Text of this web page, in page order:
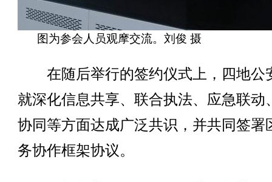
图为参会人员观摩交流。刘俊 摄
在随后举行的签约仪式上，四地公
就深化信息共享、联合执法、应急联动
协同等方面达成广泛共识，并共同签署
务协作框架协议。